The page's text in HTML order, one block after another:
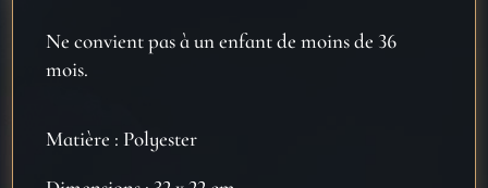
Ne convient pas à un enfant de moins de 36
mois.
Matière : Polyester